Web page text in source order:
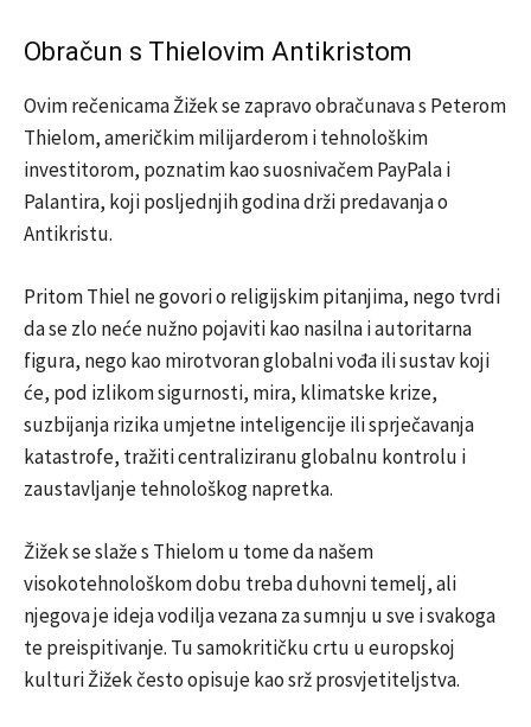
Obračun s Thielovim Antikristom
Ovim rečenicama Žižek se zapravo obračunava s Peterom
Thielom, američkim milijarderom i tehnološkim
investitorom, poznatim kao suosnivačem PayPala i
Palantira, koji posljednjih godina drži predavanja o
Antikristu.
Pritom Thiel ne govori o religijskim pitanjima, nego tvrdi
da se zlo neće nužno pojaviti kao nasilna i autoritarna
figura, nego kao mirotvoran globalni vođa ili sustav koji
će, pod izlikom sigurnosti, mira, klimatske krize,
suzbijanja rizika umjetne inteligencije ili sprječavanja
katastrofe, tražiti centraliziranu globalnu kontrolu i
zaustavljanje tehnološkog napretka.
Žižek se slaže s Thielom u tome da našem
visokotehnološkom dobu treba duhovni temelj, ali
njegova je ideja vodilja vezana za sumnju u sve i svakoga
te preispitivanje. Tu samokritičku crtu u europskoj
kulturi Žižek često opisuje kao srž prosvjetiteljstva.